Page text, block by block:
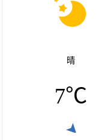
晴
7℃